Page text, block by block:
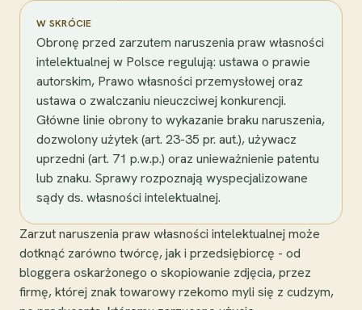
W SKRÓCIE
Obronę przed zarzutem naruszenia praw własności
intelektualnej w Polsce regulują: ustawa o prawie
autorskim, Prawo własności przemysłowej oraz
ustawa o zwalczaniu nieuczciwej konkurencji.
Główne linie obrony to wykazanie braku naruszenia,
dozwolony użytek (art. 23-35 pr. aut.), używacz
uprzedni (art. 71 p.w.p.) oraz unieważnienie patentu
lub znaku. Sprawy rozpoznają wyspecjalizowane
sądy ds. własności intelektualnej.
Zarzut naruszenia praw własności intelektualnej może
dotknąć zarówno twórcę, jak i przedsiębiorcę - od
bloggera oskarżonego o skopiowanie zdjęcia, przez
firmę, której znak towarowy rzekomo myli się z cudzym,